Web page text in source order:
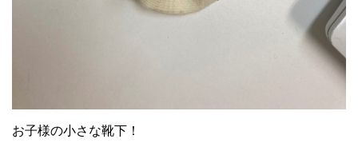
お子様の小さな靴下！